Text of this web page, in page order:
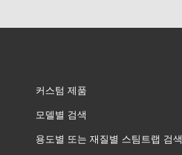
커스텀 제품
모델별 검색
용도별 또는 재질별 스팀트랩 검색